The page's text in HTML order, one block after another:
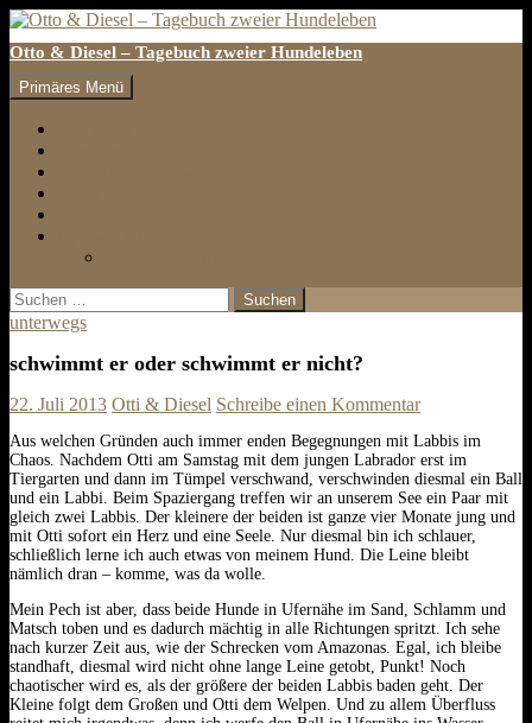
Otto & Diesel – Tagebuch zweier Hundeleben
Suchen
Primäres Menü
Inhalt
Suchen
nach:
unterwegs
schwimmt er oder schwimmt er nicht?
22. Juli 2013 Otti & Diesel Schreibe einen Kommentar
Aus welchen Gründen auch immer enden Begegnungen mit Labbis im
Chaos. Nachdem Otti am Samstag mit dem jungen Labrador erst im
Tiergarten und dann im Tümpel verschwand, verschwinden diesmal ein Ball
und ein Labbi. Beim Spaziergang treffen wir an unserem See ein Paar mit
gleich zwei Labbis. Der kleinere der beiden ist ganze vier Monate jung und
mit Otti sofort ein Herz und eine Seele. Nur diesmal bin ich schlauer,
schließlich lerne ich auch etwas von meinem Hund. Die Leine bleibt
nämlich dran – komme, was da wolle.
Mein Pech ist aber, dass beide Hunde in Ufernähe im Sand, Schlamm und
Matsch toben und es dadurch mächtig in alle Richtungen spritzt. Ich sehe
nach kurzer Zeit aus, wie der Schrecken vom Amazonas. Egal, ich bleibe
standhaft, diesmal wird nicht ohne lange Leine getobt, Punkt! Noch
chaotischer wird es, als der größere der beiden Labbis baden geht. Der
Kleine folgt dem Großen und Otti dem Welpen. Und zu allem Überfluss